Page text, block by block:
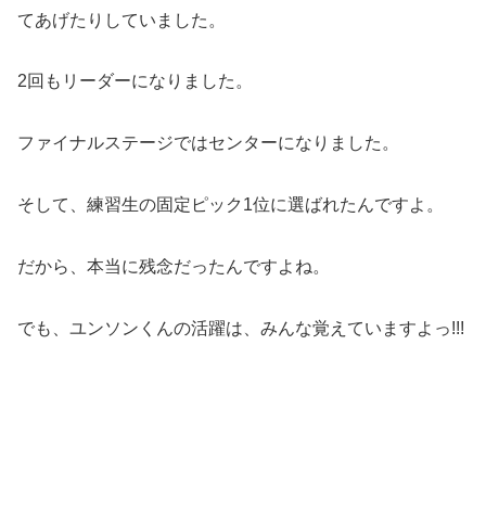
てあげたりしていました。
2回もリーダーになりました。
ファイナルステージではセンターになりました。
そして、練習生の固定ピック1位に選ばれたんですよ。
だから、本当に残念だったんですよね。
でも、ユンソンくんの活躍は、みんな覚えていますよっ!!!